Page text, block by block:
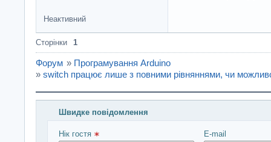
Неактивний
Сторінки 1
Форум » Програмування Arduino
» switch працює лише з повними рівняннями, чи
Швидке повідомлення
Введіть повідомлення і натисніть Надіслати
Нік гостя E-mail